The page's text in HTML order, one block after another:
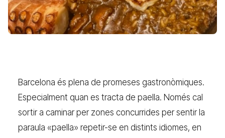
Barcelona és plena de promeses gastronòmiques.
Especialment quan es tracta de paella. Només cal
sortir a caminar per zones concurrides per sentir la
paraula «paella» repetir-se en distints idiomes, en